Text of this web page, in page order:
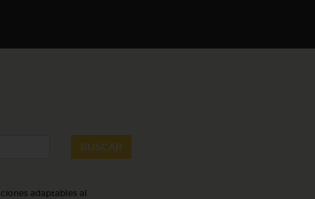
BUSCAR
adaptables al